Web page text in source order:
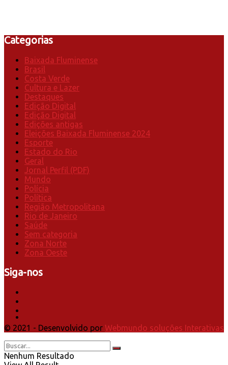
Categorias
Baixada Fluminense
Brasil
Costa Verde
Cultura e Lazer
Destaques
Edição Digital
Edição Digital
Edições antigas
Eleições Baixada Fluminense 2024
Esporte
Estado do Rio
Geral
Jornal Perfil (PDF)
Mundo
Polícia
Política
Região Metropolitana
Rio de Janeiro
Saúde
Sem categoria
Zona Norte
Zona Oeste
Siga-nos
© 2021 - Desenvolvido por Webmundo soluções Interativas
Nenhum Resultado